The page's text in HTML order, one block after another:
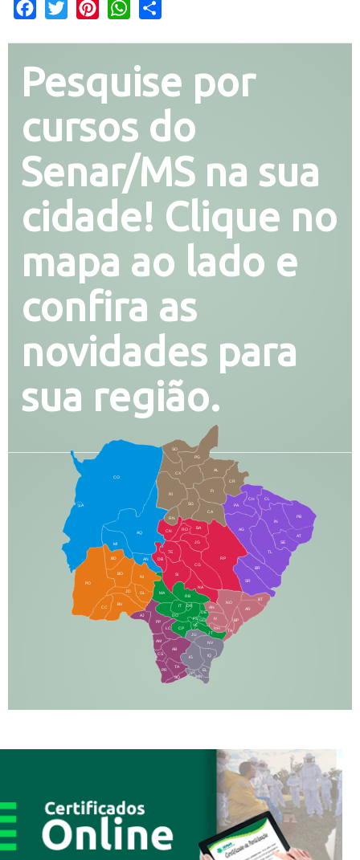
Facebook
Twitter PinterestWhatsApp
Pesquise por
cursos do
Senar/MS na sua
cidade! Clique no
mapa ao lado e
confira as
novidades para
sua região.
CO
AQ
MI
AN
CX
RI
AL
CR
FI
SG
BA
CA
PA
CH CL
PB
SE
TL
AG
BR
SR
BT
AR
RP
RO
JG
CG
SI
NA
TA
NH
JT
RB
MA
IT
DR
DO
CP
JU
NV
IQ
EL
BD
BO
NI
JD
PO
BV
CC
PP
AJ
LC
AM
AB
JP
DB
TE
CS
PR
TA
SQ
IG
MN
IN
NO
BP
RN
CN
GL
AN
IV
FS
VC
GD
DE
AT
PG
SO
LA